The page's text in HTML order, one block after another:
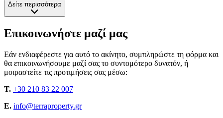
Δείτε περισσότερα
Επικοινωνήστε μαζί μας
Εάν ενδιαφέρεστε για αυτό το ακίνητο, συμπληρώστε τη φόρμα και
θα επικοινωνήσουμε μαζί σας το συντομότερο δυνατόν, ή
μοιραστείτε τις προτιμήσεις σας μέσω:
T. +30 210 83 22 007
E. info@terraproperty.gr